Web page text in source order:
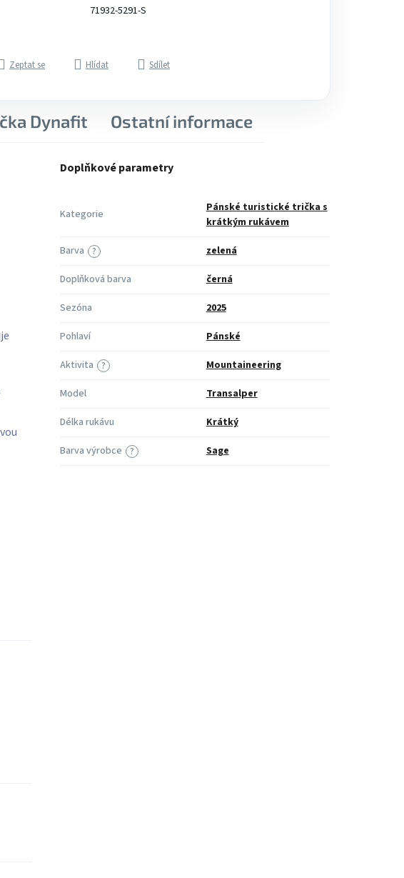
71932-5291-S
Zeptat se Hlídat Sdílet
Dynafit Ostatní informace
Doplňkové parametry
Kategorie
Pánské turistické trička s
krátkým rukávem
?
Barva
zelená
Doplňková barva
černá
Sezóna
2025
Pohlaví
Pánské
?
Aktivita
Mountaineering
Model
Transalper
Délka rukávu
Krátký
?
Barva výrobce Sage